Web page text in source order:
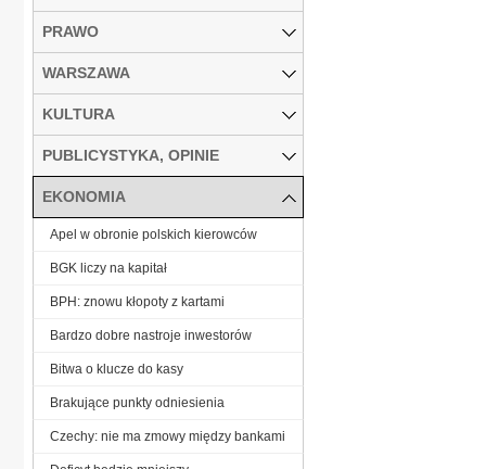
PRAWO
WARSZAWA
KULTURA
PUBLICYSTYKA, OPINIE
EKONOMIA
Apel w obronie polskich kierowców
BGK liczy na kapitał
BPH: znowu kłopoty z kartami
Bardzo dobre nastroje inwestorów
Bitwa o klucze do kasy
Brakujące punkty odniesienia
Czechy: nie ma zmowy między bankami